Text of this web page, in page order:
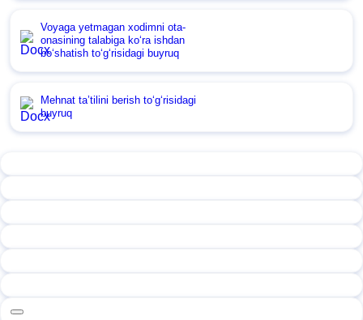
Voyaga yetmagan хodimni ota-
onasining talabiga koʻra ishdan
boʻshatish toʻgʻrisidagi buyruq
Mehnat ta’tilini berish toʻgʻrisidagi
buyruq